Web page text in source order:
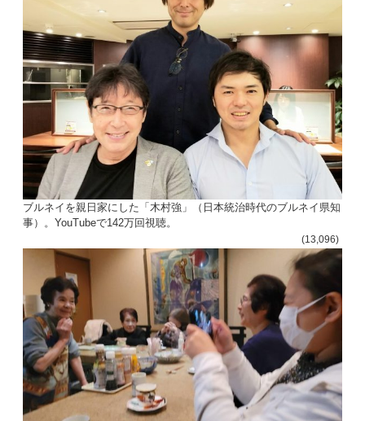
ブルネイを親日家にした「木村強」（日本統治時代のブルネイ県知
事）。YouTubeで142万回視聴。
(13,096)